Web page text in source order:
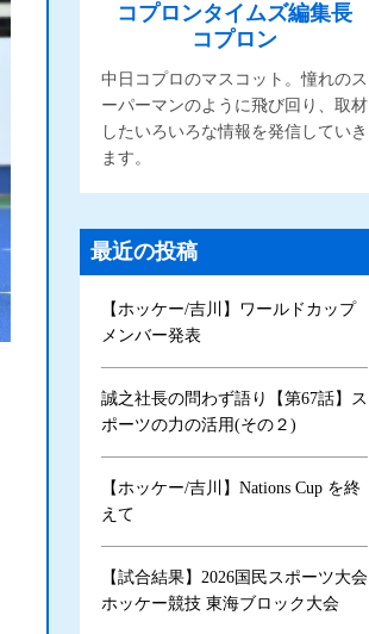
コプロンタイムズ編集長
コプロン
中日コプロのマスコット。憧れのス
ーパーマンのように飛び回り、取材
したいろいろな情報を発信していき
ます。
最近の投稿
【ホッケー/吉川】ワールドカップ
メンバー発表
誠之社長の問わず語り【第67話】ス
ポーツの力の活用(その２)
【ホッケー/吉川】Nations Cup を終
えて
【試合結果】2026国民スポーツ大会
ホッケー競技 東海ブロック大会